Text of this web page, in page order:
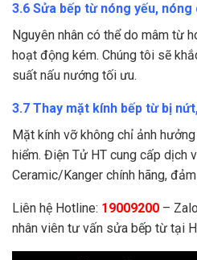
3.6 Sửa bếp từ nóng yếu, nóng
Nguyên nhân có thể do mâm từ
hoạt động kém. Chúng tôi sẽ
suất nấu nướng tối ưu.
3.7 Thay mặt kính bếp từ bị
Mặt kính vỡ không chỉ ảnh
hiểm. Điện Tử HT cung cấp dịch
Ceramic/Kanger chính hãng,
Liên hệ Hotline: 19009200 –
nhân viên tư vấn sửa bếp từ tại